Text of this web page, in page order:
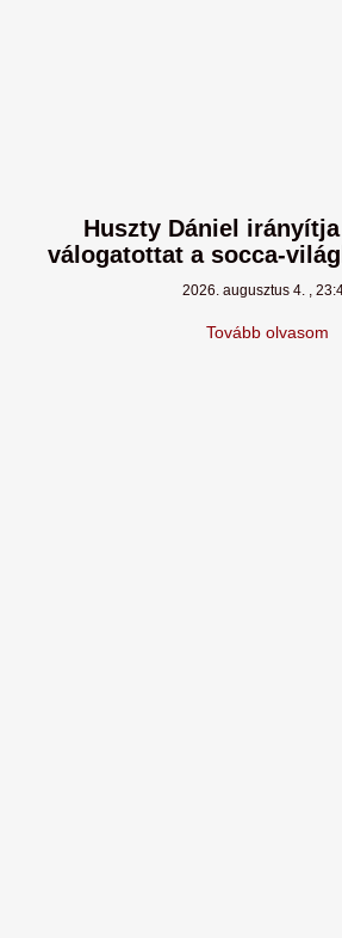
Huszty Dániel
válogatottat a socca-
2026. augusztus 4.
Tovább olvasom